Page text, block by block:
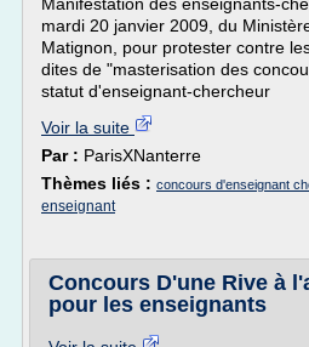
mardi 20 janvier 2009, du
Matignon, pour protester contre
dites de "masterisation des
statut d'enseignant-chercheur
Voir la suite
Par : ParisXNanterre
Thèmes liés : concours d'enseignant
enseignant
Concours D'une Rive à
pour les enseignants